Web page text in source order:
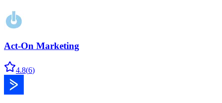
Act-On Marketing
4.8(6)